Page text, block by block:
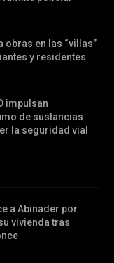
obras en las “villas”
y residentes
impulsan
de sustancias
la seguridad vial
a Abinader por
vivienda tras